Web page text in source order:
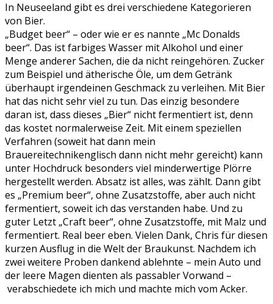
In Neuseeland gibt es drei verschiedene Kategorieren
von Bier.
„Budget beer“ – oder wie er es nannte „Mc Donalds
beer“. Das ist farbiges Wasser mit Alkohol und einer
Menge anderer Sachen, die da nicht reingehören. Zucker
zum Beispiel und ätherische Öle, um dem Getränk
überhaupt irgendeinen Geschmack zu verleihen. Mit Bier
hat das nicht sehr viel zu tun. Das einzig besondere
daran ist, dass dieses „Bier“ nicht fermentiert ist, denn
das kostet normalerweise Zeit. Mit einem speziellen
Verfahren (soweit hat dann mein
Brauereitechnikenglisch dann nicht mehr gereicht) kann
unter Hochdruck besonders viel minderwertige Plörre
hergestellt werden. Absatz ist alles, was zählt. Dann gibt
es „Premium beer“, ohne Zusatzstoffe, aber auch nicht
fermentiert, soweit ich das verstanden habe. Und zu
guter Letzt „Craft beer“, ohne Zusatzstoffe, mit Malz und
fermentiert. Real beer eben. Vielen Dank, Chris für diesen
kurzen Ausflug in die Welt der Braukunst. Nachdem ich
zwei weitere Proben dankend ablehnte – mein Auto und
der leere Magen dienten als passabler Vorwand –
verabschiedete ich mich und machte mich vom Acker.